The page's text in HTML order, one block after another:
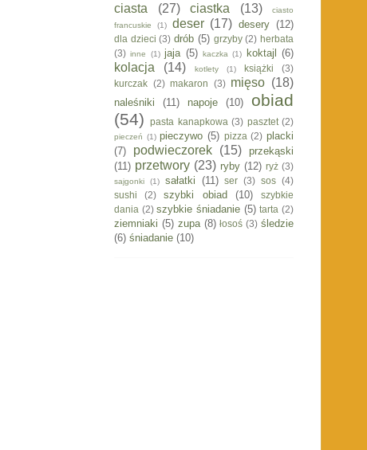
ciasta (27) ciastka (13)
ciasto
francuskie
(1) deser (17) desery (12)
dla dzieci (3) drób (5) grzyby (2) herbata
(3) inne (1) jaja (5) kaczka (1) koktajl (6)
kolacja (14) kotlety (1) książki
(3)
kurczak (2) makaron (3) mięso (18)
naleśniki (11) napoje (10)
obiad
(54)
pasta kanapkowa (3) pasztet (2)
pieczeń (1) pieczywo (5) pizza (2) placki
(7)
podwieczorek (15) przekąski
(11) przetwory (23) ryby (12) ryż (3)
sajgonki (1) sałatki (11) ser (3) sos (4)
sushi
(2) szybki obiad (10)
szybkie
dania (2) szybkie śniadanie (5) tarta (2)
ziemniaki (5) zupa (8) łosoś (3) śledzie
(6) śniadanie (10)